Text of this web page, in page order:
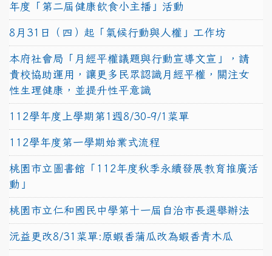
年度「第二屆健康飲食小主播」活動
8月31日（四）起「氣候行動與人權」工作坊
本府社會局「月經平權議題與行動宣導文宣」，請
貴校協助運用，讓更多民眾認識月經平權，關注女
性生理健康，並提升性平意識
112學年度上學期第1週8/30-9/1菜單
112學年度第一學期始業式流程
桃園市立圖書館「112年度秋季永續發展教育推廣活
動」
桃園市立仁和國民中學第十一屆自治市長選舉辦法
沅益更改8/31菜單:原蝦香蒲瓜改為蝦香青木瓜